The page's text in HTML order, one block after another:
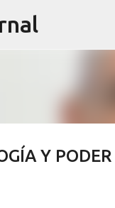
Y PODER